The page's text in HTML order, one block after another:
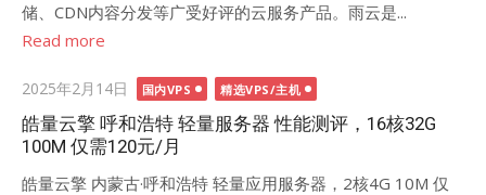
储、CDN内容分发等广受好评的云服务产品。雨云是...
Read more
Posted
on
2025年2月14日 国内VPS 精选VPS/主机
皓量云擎 呼和浩特 轻量服务器 性能测评，16核32G
100M 仅需120元/月
皓量云擎 内蒙古·呼和浩特 轻量应用服务器，2核4G 10M 仅